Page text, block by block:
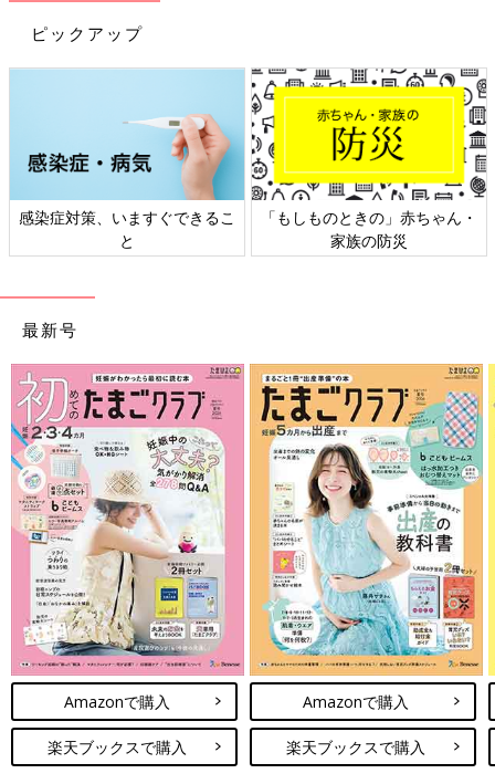
地獄のような徒歩送迎が再び始まるのです！
１ヶ月以上たっぷり夏休みを満喫し、怠惰な生活を送っていた私
ただでさえ暑いのに往復歩くことで体も燃えてさらに暑くなり、
家に着く頃には私の体力はゼロに…。
着替えも一体１日に何回着替えればいいの！？
しかもこんなに歩いて汗も大量にかいているのに、ちっとも痩せ
ないのはなんでよ～！？
朝晩は涼しいけれど日中は暑くて、幼稚園へ行くのに何袖を着せ
これほんと悩みますよね～。
大人だったら半袖の上に長袖を羽織っておいて暑くなったら脱ぐ
とか調節できるけど、園児だと着っぱなしになって暑いまま過ご
しそうだし…。
薄着で行かせたら思ったよりも気温が上がらなかったとかもある
し、難しいですよね。
と思っていたら、また冷房が必要なくらい暑い！
なんでー！？
かと思えば、今度はトレーナーなど冬物が必要なくらい寒い！
ちょ、秋通り越して冬なの！？
急な温度変化についていけないんですけど！！
案の定、熱を出した次女と長男…。
幸いすぐ良くなりましたが、この気温差じゃ体調崩しちゃいます
ピックアップ
感染症対策、いますぐできるこ
と
「もしものときの」赤ちゃん・
家族の防災
最新号
Amazonで購入
楽天ブックスで購入
Amazonで購入
楽天ブックスで購入